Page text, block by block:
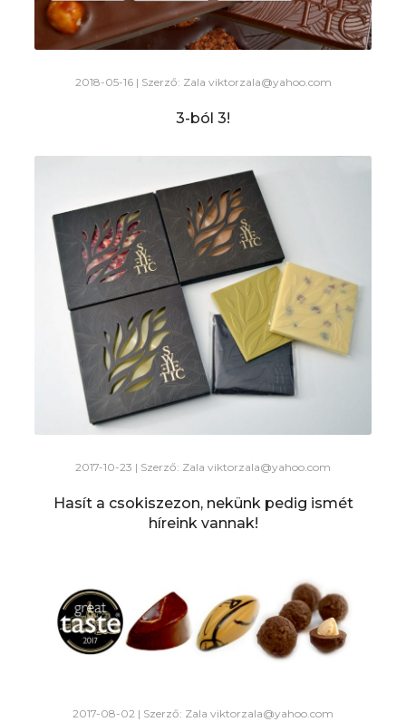
2018-05-16 | Szerző: Zala viktorzala@yahoo.com
3-ból 3!
2017-10-23 | Szerző: Zala viktorzala@yahoo.com
Hasít a csokiszezon, nekünk pedig ismét
híreink vannak!
2017-08-02 | Szerző: Zala viktorzala@yahoo.com